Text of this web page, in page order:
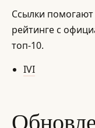
Ссылки
рейтинге с
топ-10.
IVI